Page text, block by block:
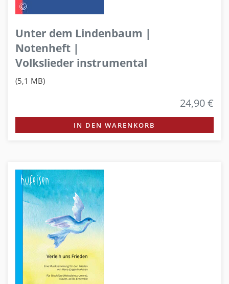
Unter dem Lindenbaum |
Notenheft |
Volkslieder instrumental
(5,1 MB)
24,90 €
IN DEN WARENKORB